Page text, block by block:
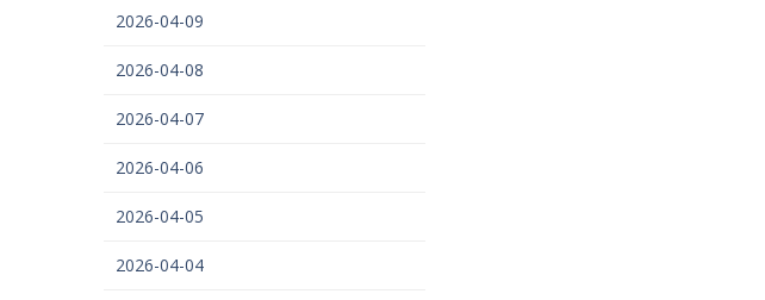
2026-04-09
2026-04-08
2026-04-07
2026-04-06
2026-04-05
2026-04-04